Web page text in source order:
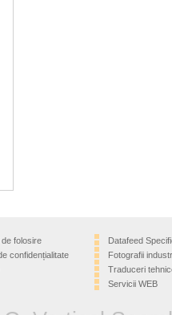
folosire
confidențialitate
Datafeed
Fotografii
Traduceri
Servicii WEB